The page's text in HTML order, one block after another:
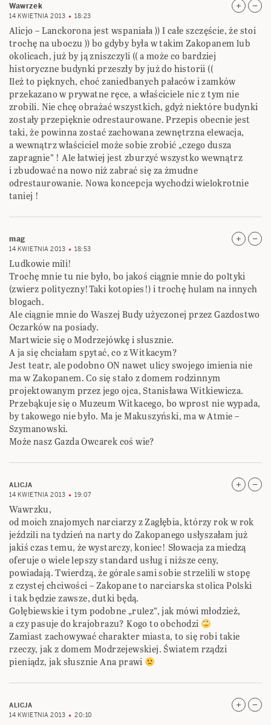
Wawrzek
14 KWIETNIA 2013 18:23
Alicjo – Lanckorona jest wspaniała )) I całe szczęście, że stoi
trochę na uboczu )) bo gdyby była w takim Zakopanem lub
okolicach, już by ją zniszczyli (( a może co bardziej
historyczne budynki przeszły by już do historii ((
Ileż to pięknych, choć zaniedbanych pałaców i zamków
przekazano w prywatne ręce, a właściciele nic z tym nie
zrobili. Nie chcę obrażać wszystkich, gdyż niektóre budynki
zostały przepięknie odrestaurowane. Przepis obecnie jest
taki, że powinna zostać zachowana zewnętrzna elewacja,
a wewnątrz właściciel może sobie zrobić „czego dusza
zapragnie” ! Ale łatwiej jest zburzyć wszystko wewnątrz
i zbudować na nowo niż zabrać się za żmudne
odrestaurowanie. Nowa koncepcja wychodzi wielokrotnie
taniej !
mag
14 KWIETNIA 2013 18:53
Ludkowie mili!
Trochę mnie tu nie było, bo jakoś ciągnie mnie do poltyki
(zwierz polityczny!Taki kotopies!) i trochę hulam na innych
blogach.
Ale ciągnie mnie do Waszej Budy użyczonej przez Gazdostwo
Oczarków na posiady.
Martwicie się o Modrzejówkę i słusznie.
A ja się chciałam spytać, co z Witkacym?
Jest teatr, ale podobno ON nawet ulicy swojego imienia nie
ma w Zakopanem. Co się stało z domem rodzinnym
projektowanym przez jego ojca, Stanisława Witkiewicza.
Przebąkuje się o Muzeum Witkacego, bo wprost nie wypada,
by takowego nie było. Ma je Makuszyński, ma w Atmie –
Szymanowski.
Może nasz Gazda Owcarek coś wie?
ALICJA
14 KWIETNIA 2013
19:07
Wawrzku,
od moich znajomych narciarzy z Zagłębia, którzy rok w rok
jeździli na tydzień na narty do Zakopanego usłyszałam już
jakiś czas temu, że wystarczy, koniec! Słowacja za miedzą
oferuje o wiele lepszy standard usług i niższe ceny,
powiadają. Twierdzą, że górale sami sobie strzelili w stopę
z czystej chciwości – Zakopane to narciarska stolica Polski
i tak będzie zawsze, dutki będą.
Gołębiewskie i tym podobne „rulez”, jak mówi młodzież,
a czy pasuje do krajobrazu? Kogo to obchodzi
Zamiast zachowywać charakter miasta, to się robi takie
rzeczy, jak z domem Modrzejewskiej. Światem rządzi
pieniądz, jak słusznie Ana prawi
ALICJA
14 KWIETNIA 2013
20:10